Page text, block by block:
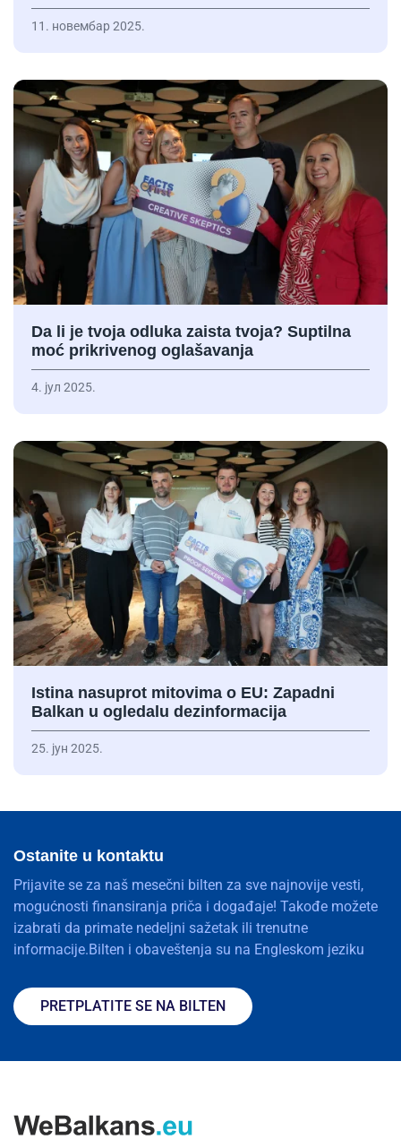
11. новембар 2025.
Da li je tvoja odluka zaista tvoja? Suptilna
moć prikrivenog oglašavanja
4. јул 2025.
Istina nasuprot mitovima o EU: Zapadni
Balkan u ogledalu dezinformacija
25. јун 2025.
Ostanite u kontaktu
Prijavite se za naš mesečni bilten za sve najnovije vesti,
mogućnosti finansiranja priča i događaje! Takođe možete
izabrati da primate nedeljni sažetak ili trenutne
informacije.Bilten i obaveštenja su na Engleskom jeziku
PRETPLATITE SE NA BILTEN